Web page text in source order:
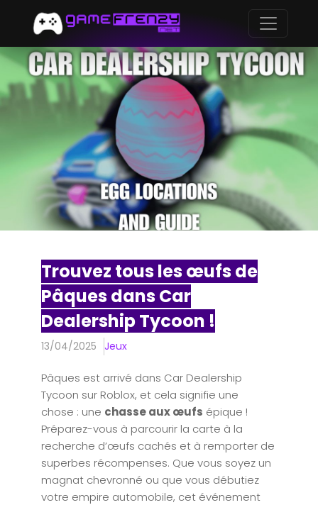
Trouvez tous les œufs de
Pâques dans Car
Dealership Tycoon !
13/04/2025 Jeux
Pâques est arrivé dans Car Dealership
Tycoon sur Roblox, et cela signifie une
chose : une chasse aux œufs épique !
Préparez-vous à parcourir la carte à la
recherche d’œufs cachés et à remporter de
superbes récompenses. Que vous soyez un
magnat chevronné ou que vous débutiez
votre empire automobile, cet événement